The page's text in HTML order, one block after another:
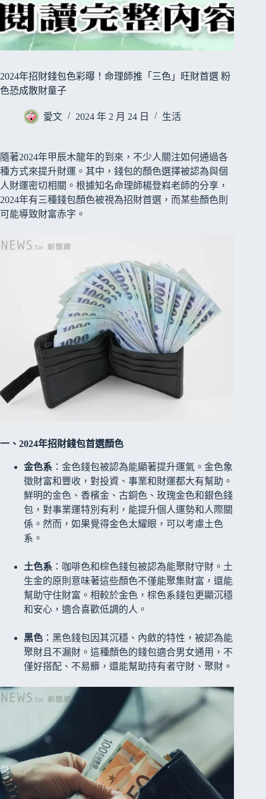
2024年招財錢包色彩曝！命理師推「三色」旺財首選 粉
色恐成散財童子
愛文 2024 年 2 月 24 日 生活
隨著2024年甲辰木龍年的到來，不少人關注如何通過各
種方式來提升財運。其中，錢包的顏色選擇被認為與個
人財運密切相關。根據知名命理師楊登嵙老師的分享，
2024年有三種錢包顏色被視為招財首選，而某些顏色則
可能導致財富赤字。
一、2024年招財錢包首選顏色
金色系 ：金色錢包被認為能顯著提升運氣。金色象
徵財富和豐收，對投資、事業和財運都大有幫助。
鮮明的金色、香檳金、古銅色、玫瑰金色和銀色錢
包，對事業運特別有利，能提升個人運勢和人際關
係。然而，如果覺得金色太耀眼，可以考慮土色
系。
土色系 ：咖啡色和棕色錢包被認為能聚財守財。土
生金的原則意味著這些顏色不僅能聚集財富，還能
幫助守住財富。相較於金色，棕色系錢包更顯沉穩
和安心，適合喜歡低調的人。
黑色 ：黑色錢包因其沉穩、內斂的特性，被認為能
聚財且不漏財。這種顏色的錢包適合男女通用，不
僅好搭配、不易髒，還能幫助持有者守財、聚財。